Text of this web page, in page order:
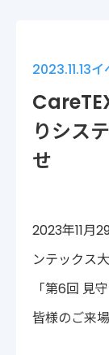
会社案内
採用情
神奈川県
プライバ
免責事項
各種サー
2023.11.13イ
りシス
せ
2023年11月
ンテックス
「第6回 見
皆様のご来